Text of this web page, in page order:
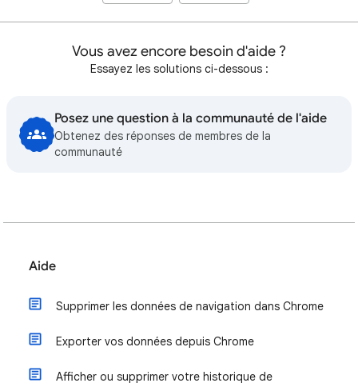
Vous avez encore besoin d'aide ?
Essayez les solutions ci-dessous :
Posez une question à la communauté de l'aide
Obtenez des réponses de membres de la
communauté
Aide
Supprimer les données de navigation dans Chrome
Exporter vos données depuis Chrome
Afficher ou supprimer votre historique de